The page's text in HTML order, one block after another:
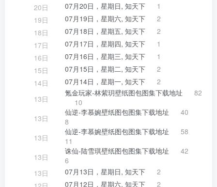
20日
07月20日，星期日, 知天下
1
19日
07月19日，星期六, 知天下
2
18日
07月18日，星期五, 知天下
2
17日
07月17日，星期四, 知天下
1
16日
07月16日，星期三, 知天下
1
15日
07月15日，星期二, 知天下
2
14日
07月14日，星期一, 知天下
2
13日
氪金玩家-林紫玥壁纸图包图集下载地址
82
10
13日
仙逆-李慕婉壁纸图包图集下载地址
40
8
13日
仙逆-李慕婉壁纸图包图集下载地址
58
11
13日
诛仙-陆雪琪壁纸图包图集下载地址
42
6
13日
07月13日，星期日, 知天下
2
07月12日，星期六, 知天下
2